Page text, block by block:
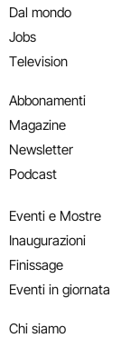
Dal mondo
Jobs
Television
Abbonamenti
Magazine
Newsletter
Podcast
Eventi e Mostre
Inaugurazioni
Finissage
Eventi in giornata
Chi siamo